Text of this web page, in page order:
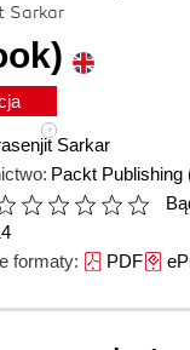
Sarkar
Sarkar
Packt Publishing
formaty: PDF